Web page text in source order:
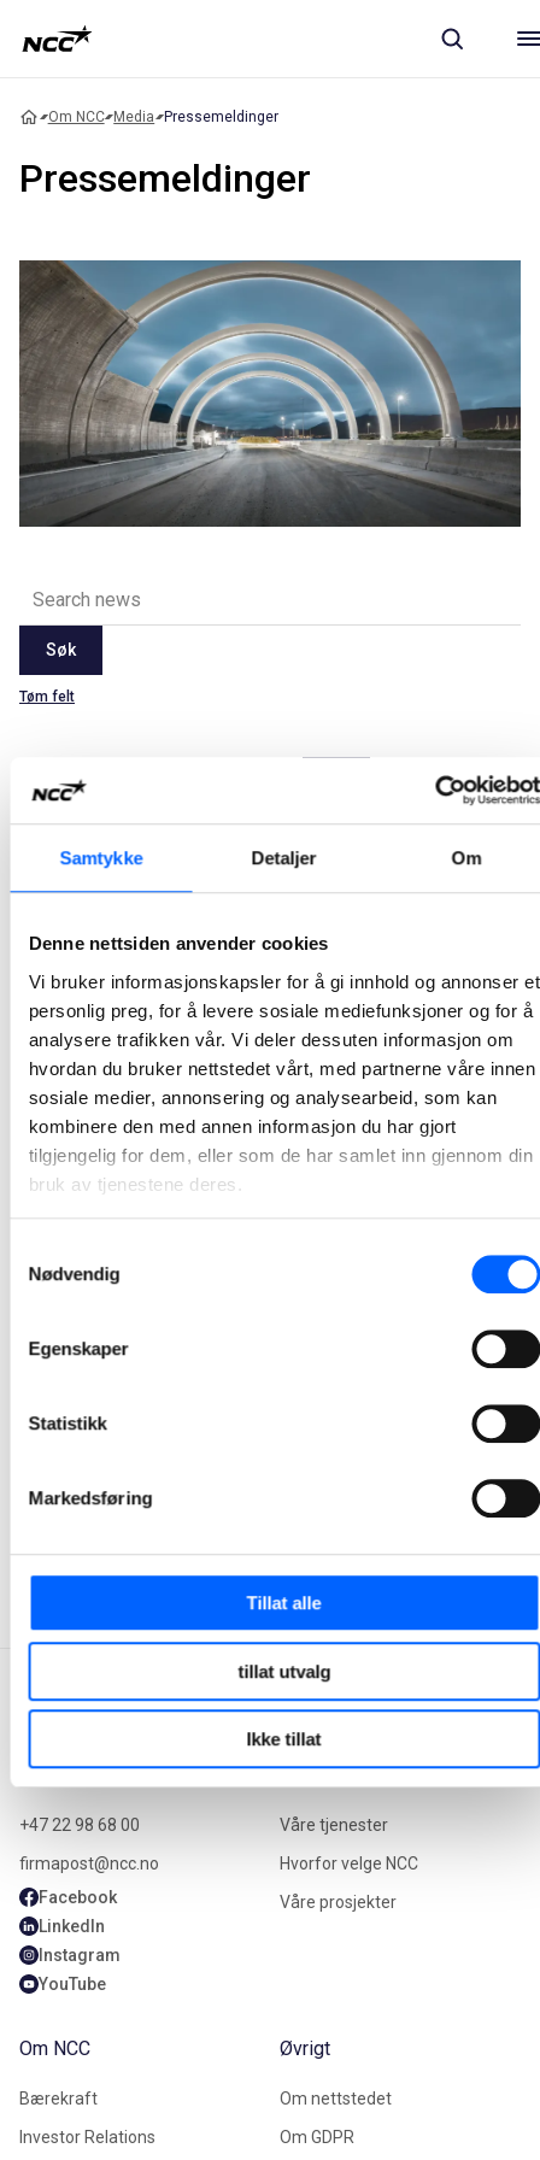
Samtykke Detaljer Om
Denne nettsiden anvender cookies
Vi bruker informasjonskapsler for å gi innhold og annonser et
personlig preg, for å levere sosiale mediefunksjoner og for å
analysere trafikken vår. Vi deler dessuten informasjon om
hvordan du bruker nettstedet vårt, med partnerne våre innen
sosiale medier, annonsering og analysearbeid, som kan
kombinere den med annen informasjon du har gjort
tilgjengelig for dem, eller som de har samlet inn gjennom din
bruk av tjenestene deres.
Nødvendig
Egenskaper
Statistikk
Markedsføring
Tillat alle
tillat utvalg
Ikke tillat
Om NCC Media Pressemeldinger
Pressemeldinger
Søk
Tøm felt
Latest2026
Alle Jan Feb Mar Apr May Jun Jul
Aug
Sep
Oct
NCC bygger Bentsebrua skole for Oslo kommune
NCC og Oslo kommune ved Oslobygg KF har signert kontrakt om bygging av Bentsebrua skole i Treschows gate i Oslo. Ungdomsskolen på 9 000 BTA, med plass til 540 elever, vil få en meget høy miljøstandard. Kontraktssummen er MNOK 360.
2021-11-19 15:23
Send epost
Kontakt oss
+47 22 98 68 00
firmapost@ncc.no
Facebook
LinkedIn
Instagram
YouTube
Våre tjenester
Våre tjenester
Hvorfor velge NCC
Våre prosjekter
Om NCC
Bærekraft
Investor Relations
Øvrigt
Om nettstedet
Om GDPR